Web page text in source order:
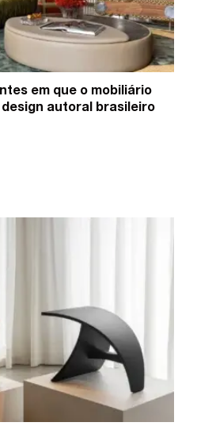
em que o mobiliário
autoral brasileiro